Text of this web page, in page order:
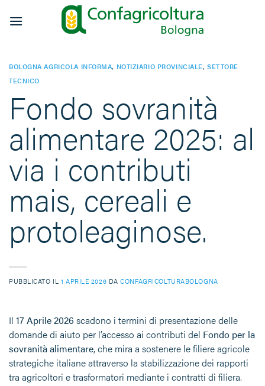
BOLOGNA AGRICOLA INFORMA, NOTIZIARIO PROVINCIALE,SETTORE
TECNICO
Fondo sovranità
alimentare 2025: al
via i contributi
mais, cereali e
protoleaginose.
PUBBLICATO IL 1 APRILE 2026 DACONFAGRICOLTURABOLOGNA
Il 17 Aprile 2026 scadono i termini di presentazione delle
domande di aiuto per l’accesso ai contributi del Fondo per la
sovranità alimentare, che mira a sostenere le filiere agricole
strategiche italiane attraverso la stabilizzazione dei rapporti
tra agricoltori e trasformatori mediante i contratti di filiera.